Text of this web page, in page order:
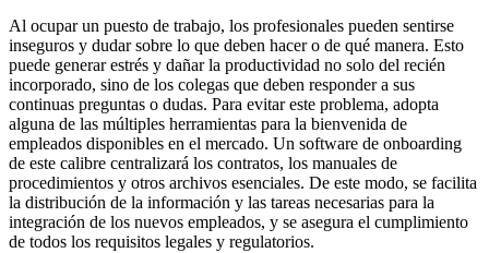
Al ocupar un puesto de trabajo, los profesionales pueden sentirse
inseguros y dudar sobre lo que deben hacer o de qué manera. Esto
puede generar estrés y dañar la productividad no solo del recién
incorporado, sino de los colegas que deben responder a sus
continuas preguntas o dudas. Para evitar este problema, adopta
alguna de las múltiples herramientas para la bienvenida de
empleados disponibles en el mercado. Un software de onboarding
de este calibre centralizará los contratos, los manuales de
procedimientos y otros archivos esenciales. De este modo, se facilita
la distribución de la información y las tareas necesarias para la
integración de los nuevos empleados, y se asegura el cumplimiento
de todos los requisitos legales y regulatorios.